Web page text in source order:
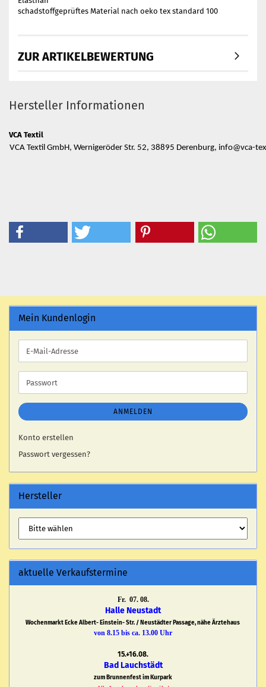
schadstoffgeprüftes Material nach oeko tex standard 100
ZUR ARTIKELBEWERTUNG
Hersteller Informationen
VCA Textil
VCA Textil GmbH, Wernigeröder Str. 52, 38895 Derenburg, info@vca-
Mein Kundenlogin
E-
Mail-
Adresse
Passwort
ANMELDEN
Konto erstellen
Passwort vergessen?
Hersteller
aktuelle Verkaufstermine
Fr. 07. 08.
Halle Neustadt
Wochenmarkt Ecke Albert- Einstein- Str. / Neustädter Passage, nähe Ärztehaus
von 8.15 bis ca. 13.00 Uhr
15.+16.08.
Bad Lauchstädt
zum Brunnenfest im Kurpark